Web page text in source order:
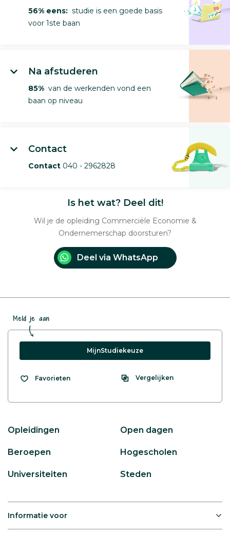
56% eens: studie is een goede basis
voor 1ste baan
Na afstuderen
85% van de werkenden vond een
baan op niveau
Contact
Contact 040 - 2962828
Is het wat? Deel dit!
Wil je de opleiding Commerciële Economie &
Ondernemerschap doorsturen?
Deel via WhatsApp
Meld je aan
MijnStudiekeuze
Favorieten Vergelijken
Opleidingen Open dagen
Beroepen Hogescholen
Universiteiten Steden
Informatie voor